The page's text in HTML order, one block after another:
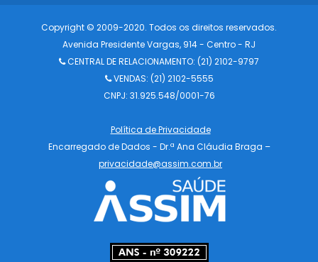
Copyright © 2009-2020. Todos os direitos reservados.
Avenida Presidente Vargas, 914 - Centro - RJ
CENTRAL DE RELACIONAMENTO: (21) 2102-9797
VENDAS: (21) 2102-5555
CNPJ: 31.925.548/0001-76
Política de Privacidade
Encarregado de Dados - Dr.ª Ana Cláudia Braga –
privacidade@assim.com.br